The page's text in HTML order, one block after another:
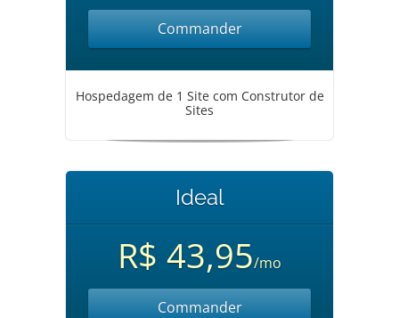
Commander
Hospedagem de 1 Site com Construtor de
Sites
Ideal
R$ 43,95/mo
Commander